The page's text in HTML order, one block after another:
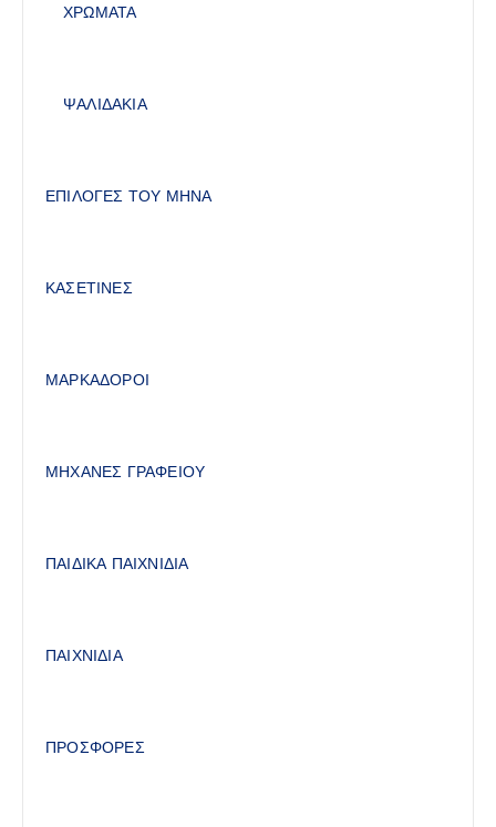
ΧΡΩΜΑΤΑ
ΨΑΛΙΔΑΚΙΑ
ΕΠΙΛΟΓΕΣ ΤΟΥ ΜΗΝΑ
ΚΑΣΕΤΙΝΕΣ
ΜΑΡΚΑΔΟΡΟΙ
ΜΗΧΑΝΕΣ ΓΡΑΦΕΙΟΥ
ΠΑΙΔΙΚΑ ΠΑΙΧΝΙΔΙΑ
ΠΑΙΧΝΙΔΙΑ
ΠΡΟΣΦΟΡΕΣ